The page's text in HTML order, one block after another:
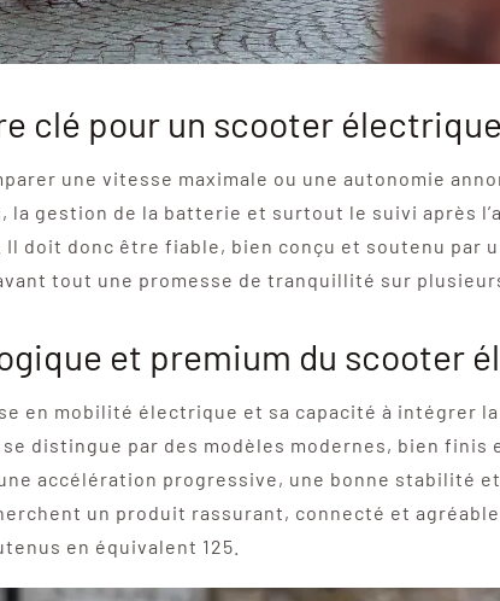
clé pour un scooter
une vitesse maximale ou une autonomie
gestion de la batterie et surtout le suivi après
doit donc être fiable, bien conçu et soutenu par
tout une promesse de tranquillité sur
et premium du scooter
en mobilité électrique et sa capacité à intégrer
distingue par des modèles modernes, bien
accélération progressive, une bonne stabilité
un produit rassurant, connecté et
en équivalent 125.